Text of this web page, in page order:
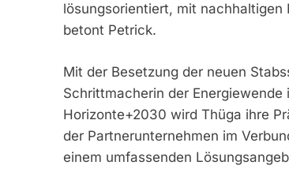
lösungsorientiert, mit nachhaltigen
betont Petrick.
Mit der Besetzung der neuen
Schrittmacherin der
Horizonte+2030 wird Thüga ihre
der Partnerunternehmen im
einem umfassenden